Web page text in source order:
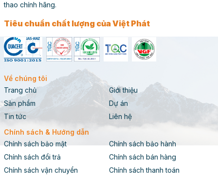
thao chính hãng.
Tiêu chuẩn chất lượng của Việt Phát
Về chúng tôi
Trang chủ
Giới thiệu
Sản phẩm
Dự án
Tin tức
Liên hệ
Chính sách & Hướng dẫn
Chính sách bảo mật
Chính sách bảo hành
Chính sách đổi trả
Chính sách bán hàng
Chính sách vận chuyển
Chính sách thanh toán